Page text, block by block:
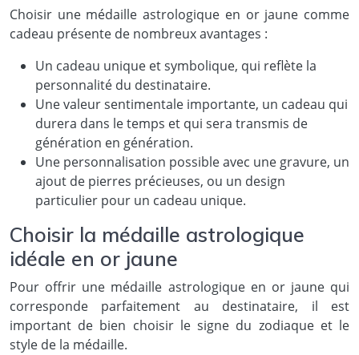
Choisir une médaille astrologique en or jaune comme
cadeau présente de nombreux avantages :
Un cadeau unique et symbolique, qui reflète la
personnalité du destinataire.
Une valeur sentimentale importante, un cadeau qui
durera dans le temps et qui sera transmis de
génération en génération.
Une personnalisation possible avec une gravure, un
ajout de pierres précieuses, ou un design
particulier pour un cadeau unique.
Choisir la médaille astrologique
idéale en or jaune
Pour offrir une médaille astrologique en or jaune qui
corresponde parfaitement au destinataire, il est
important de bien choisir le signe du zodiaque et le
style de la médaille.